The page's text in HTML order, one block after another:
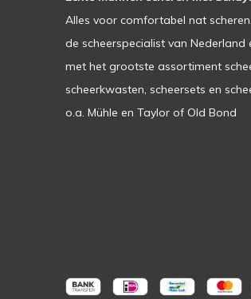
Alles voor comfortabel nat
de scheerspecialist van Nederland
met het grootste assortiment
scheerkwasten, scheersets en
o.a. Mühle en Taylor of Old Bond